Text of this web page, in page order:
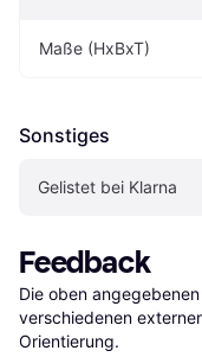
Maße (HxBxT)
Sonstiges
Gelistet bei Klarna
Feedback
Die oben
verschiedenen
Orientierung.